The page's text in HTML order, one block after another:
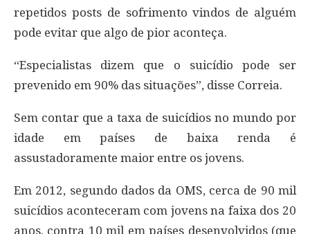
repetidos posts de sofrimento vindos de alguém
pode evitar que algo de pior aconteça.
“Especialistas dizem que o suicídio pode ser
prevenido em 90% das situações”, disse Correia.
Sem contar que a taxa de suicídios no mundo por
idade em países de baixa renda é
assustadoramente maior entre os jovens.
Em 2012, segundo dados da OMS, cerca de 90 mil
suicídios aconteceram com jovens na faixa dos 20
anos, contra 10 mil em países desenvolvidos (que